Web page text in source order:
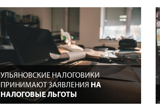
УЛЬЯНОВСКИЕ НАЛОГОВИКИ
ПРИНИМАЮТ ЗАЯВЛЕНИЯ НА
НАЛОГОВЫЕ ЛЬГОТЫ